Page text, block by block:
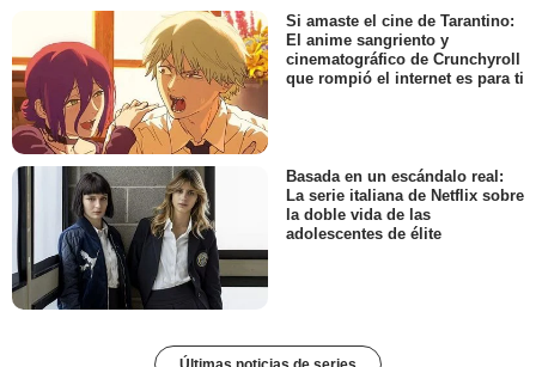
Si amaste el cine de Tarantino:
El anime sangriento y
cinematográfico de Crunchyroll
que rompió el internet es para ti
Basada en un escándalo real:
La serie italiana de Netflix sobre
la doble vida de las
adolescentes de élite